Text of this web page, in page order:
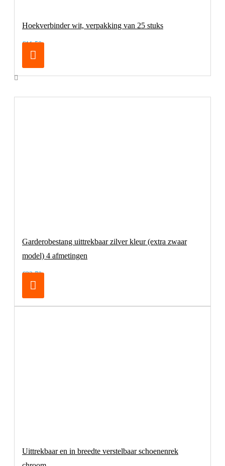
Hoekverbinder wit, verpakking van 25 stuks
€11,50
Garderobestang uittrekbaar zilver kleur (extra zwaar
model) 4 afmetingen
€32,70
Uittrekbaar en in breedte verstelbaar schoenenrek